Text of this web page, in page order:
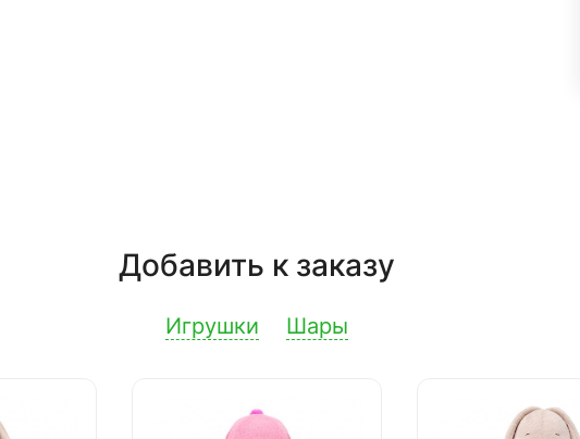
Добавить к заказу
Игрушки Шары